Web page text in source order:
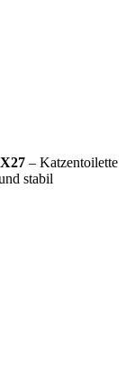
– Katzentoilette
stabil